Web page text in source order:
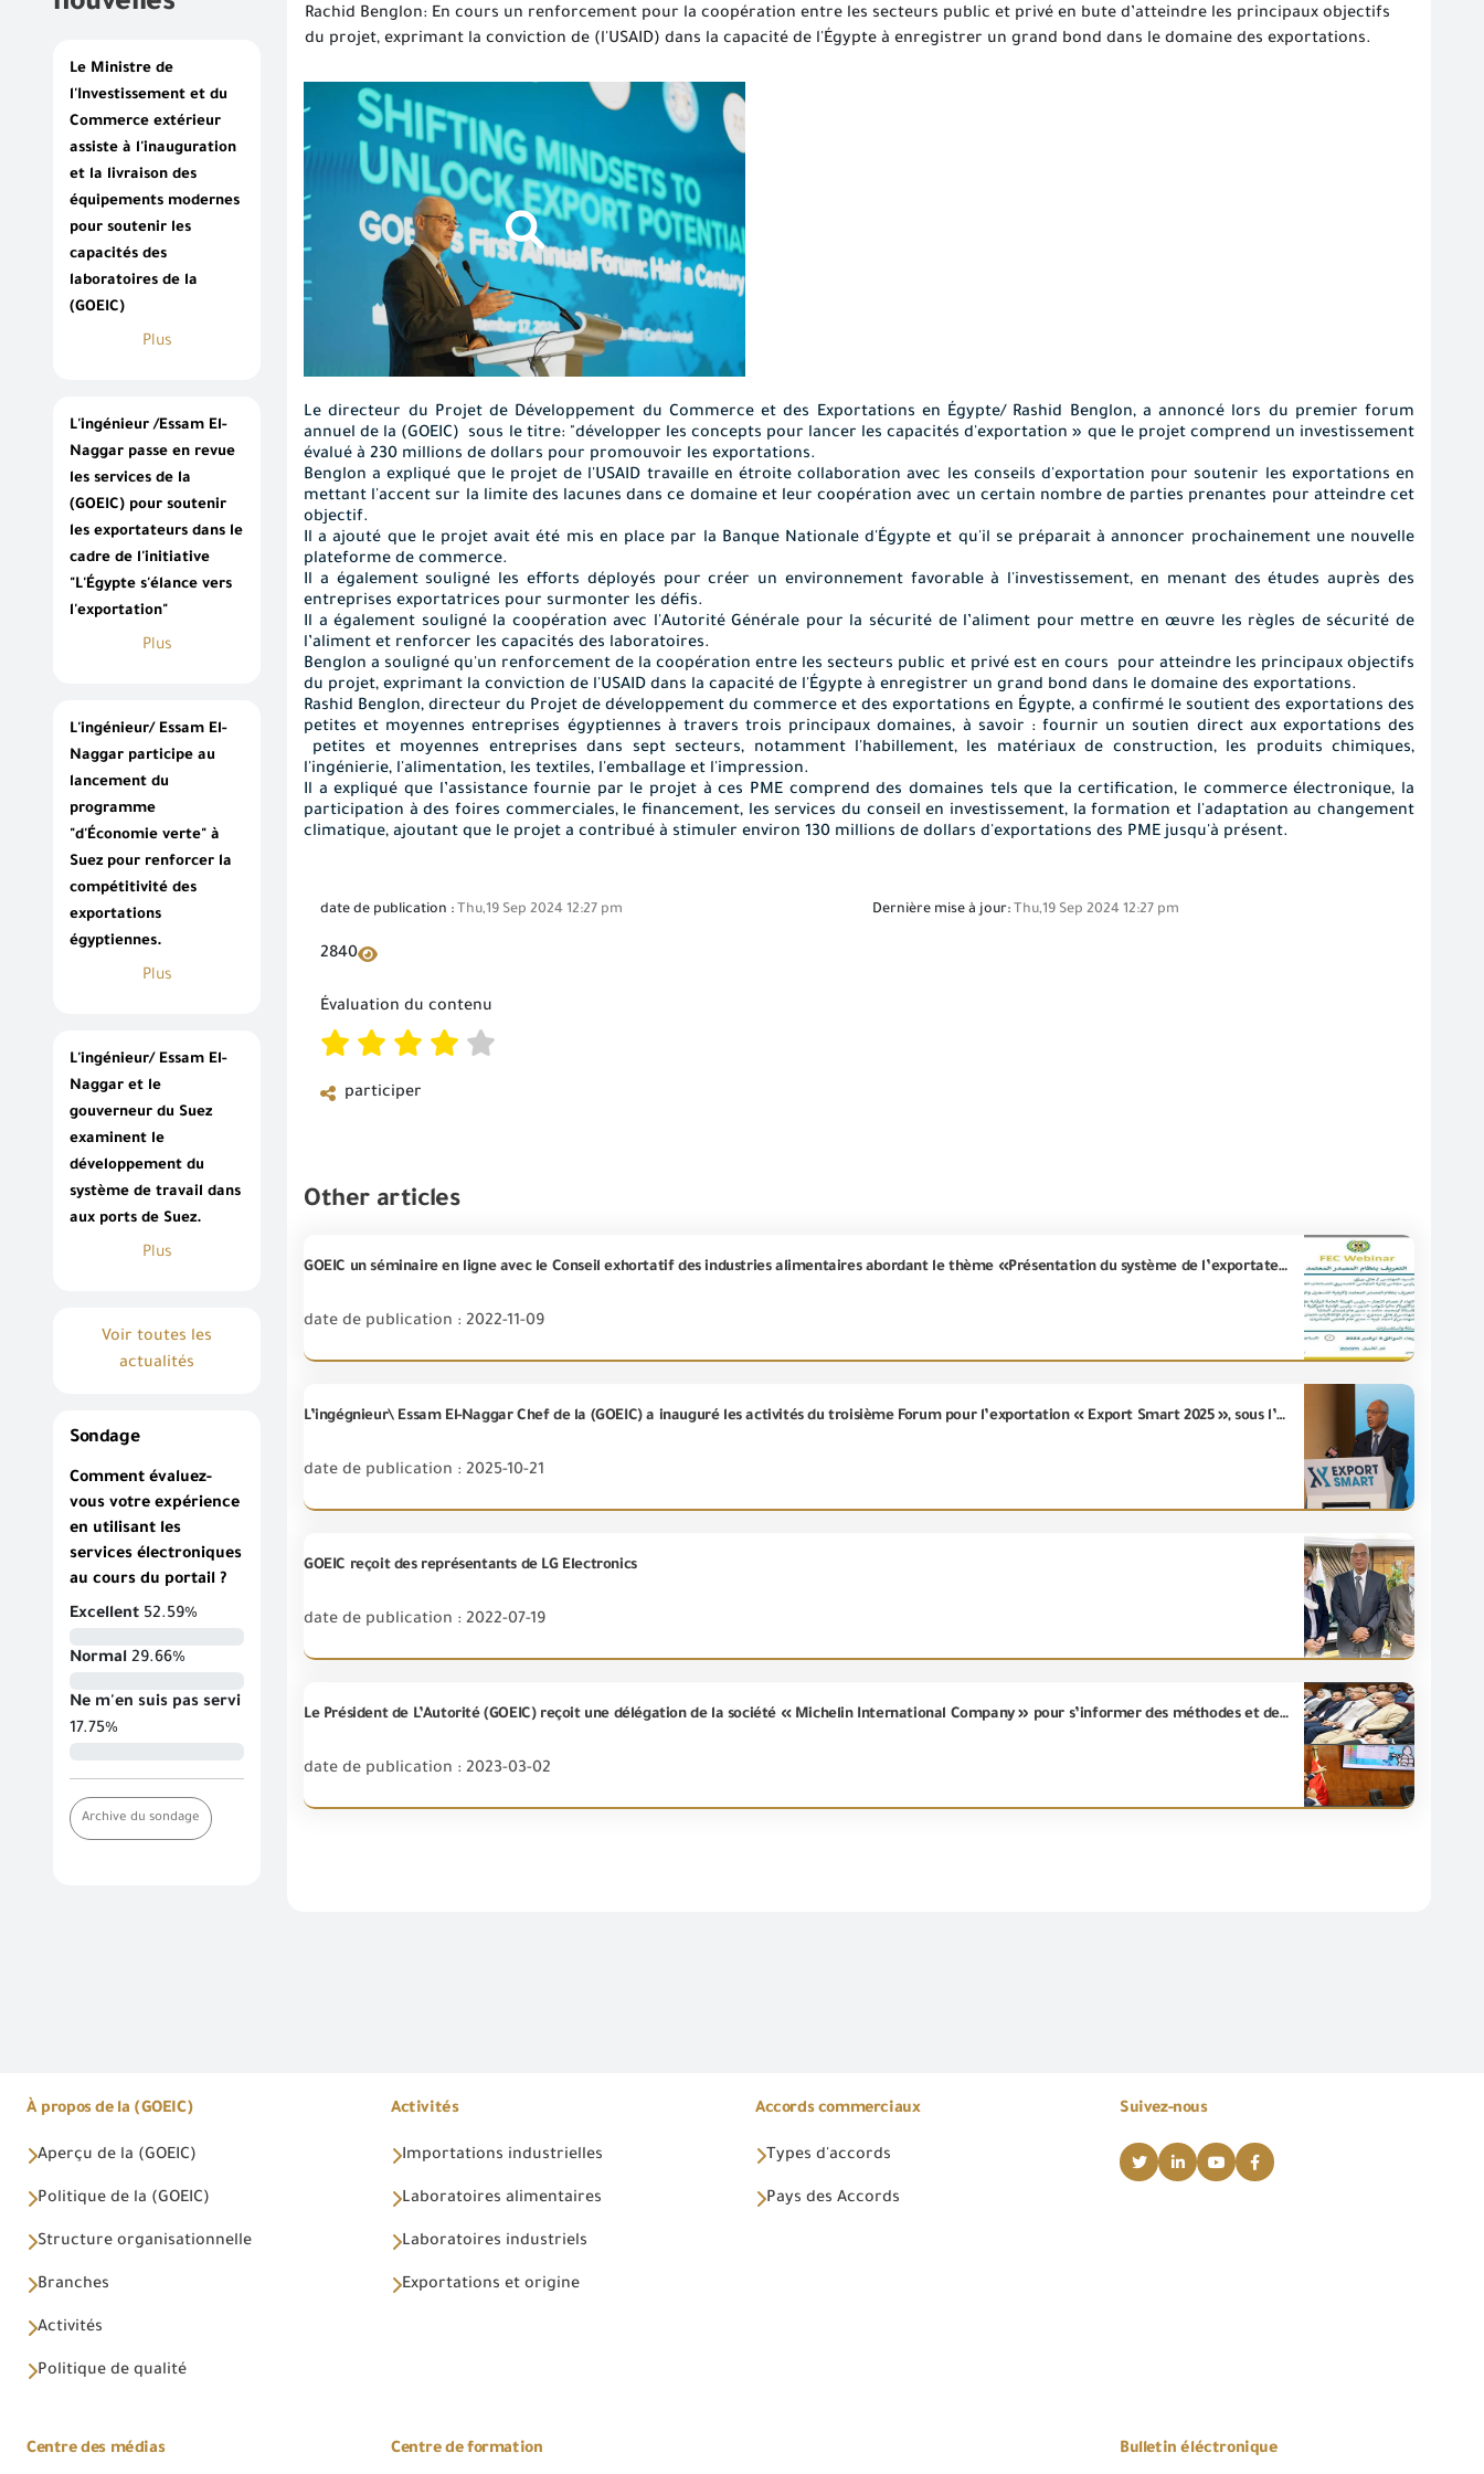
Le Ministre de
l'Investissement et du
Commerce extérieur
assiste à l'inauguration
et la livraison des
équipements modernes
pour soutenir les
capacités des
laboratoires de la
(GOEIC)
Plus
L'ingénieur /Essam El-
Naggar passe en revue
les services de la
(GOEIC) pour soutenir
les exportateurs dans le
cadre de l'initiative
"L'Égypte s'élance vers
l'exportation"
Plus
L'ingénieur/ Essam El-
Naggar participe au
lancement du
programme
"d'Économie verte" à
Suez pour renforcer la
compétitivité des
exportations
égyptiennes.
Plus
L'ingénieur/ Essam El-
Naggar et le
gouverneur du Suez
examinent le
développement du
système de travail dans
aux ports de Suez.
Plus
Voir toutes les
actualités
Sondage
Comment évaluez-
vous votre expérience
en utilisant les
services électroniques
au cours du portail ?
Excellent 52.59%
Normal 29.66%
Ne m'en suis pas servi
17.75%
Archive du sondage
Rachid Benglon: En cours un renforcement pour la coopération entre les secteurs public et privé en bute d’atteindre les principaux objectifs
du projet, exprimant la conviction de (l'USAID) dans la capacité de l'Égypte à enregistrer un grand bond dans le domaine des exportations.
Le directeur du Projet de Développement du Commerce et des Exportations en Égypte/ Rashid Benglon, a annoncé lors du premier forum
annuel de la (GOEIC)
sous le titre: "développer les concepts pour lancer les capacités d'exportation » que le projet comprend un investissement
évalué à 230 millions de dollars pour promouvoir les exportations.
Benglon a expliqué que le projet de l'USAID travaille en étroite collaboration avec les conseils d'exportation pour soutenir les exportations en
mettant l'accent sur la limite des lacunes dans ce domaine et leur coopération avec un certain nombre de parties prenantes pour atteindre cet
objectif.
Il a ajouté que le projet avait été mis en place par la Banque Nationale d'Égypte et qu'il se préparait à annoncer prochainement une nouvelle
plateforme de commerce.
Il a également souligné les efforts déployés pour créer un environnement favorable à l'investissement, en menant des études auprès des
entreprises exportatrices pour surmonter les défis.
Il a également souligné la coopération avec l'Autorité Générale pour la sécurité de l’aliment pour mettre en œuvre les règles de sécurité de
l’aliment et renforcer les capacités des laboratoires.
Benglon a souligné qu'un renforcement de la coopération entre les secteurs public et privé est en cours pour atteindre les principaux objectifs
du projet, exprimant la conviction de l'USAID dans la capacité de l'Égypte à enregistrer un grand bond dans le domaine des exportations.
Rashid Benglon, directeur du Projet de développement du commerce et des exportations en Égypte, a confirmé le soutient des exportations des
petites et moyennes entreprises égyptiennes à travers trois principaux domaines, à savoir : fournir un soutien direct aux exportations des
petites et moyennes entreprises dans sept secteurs, notamment l'habillement, les matériaux de construction, les produits chimiques,
l'ingénierie, l'alimentation, les textiles, l'emballage et l'impression.
Il a expliqué que l’assistance fournie par le projet à ces PME comprend des domaines tels que la certification, le commerce électronique, la
participation à des foires commerciales, le financement, les services du conseil en investissement, la formation et l'adaptation au changement
climatique, ajoutant que le projet a contribué à stimuler environ 130 millions de dollars d'exportations des PME jusqu'à présent.
date de publication : Thu,19 Sep 2024 12:27 pm Dernière mise à jour: Thu,19 Sep 2024 12:27 pm
2840
Évaluation du contenu
participer
Other articles
GOEIC un séminaire en ligne avec le Conseil exhortatif des industries alimentaires abordant le thème «Présentation du système de l’exportateur accrédité »
date de publication : 2022-11-09
L’ingégnieur\ Essam El-Naggar Chef de la (GOEIC) a inauguré les activités du troisième Forum pour l’exportation « Export Smart 2025 », sous l’auspice du Ministère de l’investissement et du Commerce Extérieur
date de publication : 2025-10-21
GOEIC reçoit des représentants de LG Electronics
date de publication : 2022-07-19
Le Président de L’Autorité (GOEIC) reçoit une délégation de la société « Michelin International Company » pour s’informer des méthodes et des spécifications des essais de pneus dans les laboratoires de L’Autorité
date de publication : 2023-03-02
À propos de la (GOEIC)
Aperçu de la (GOEIC)
Politique de la (GOEIC)
Structure organisationnelle
Branches
Activités
Politique de qualité
Activités
Importations industrielles
Laboratoires alimentaires
Laboratoires industriels
Exportations et origine
Accords commerciaux
Types d'accords
Pays des Accords
Suivez-nous
Centre des médias Centre de formation Bulletin éléctronique